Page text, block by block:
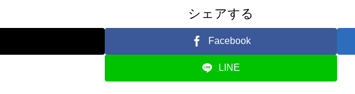
シェアする
Facebook
LINE